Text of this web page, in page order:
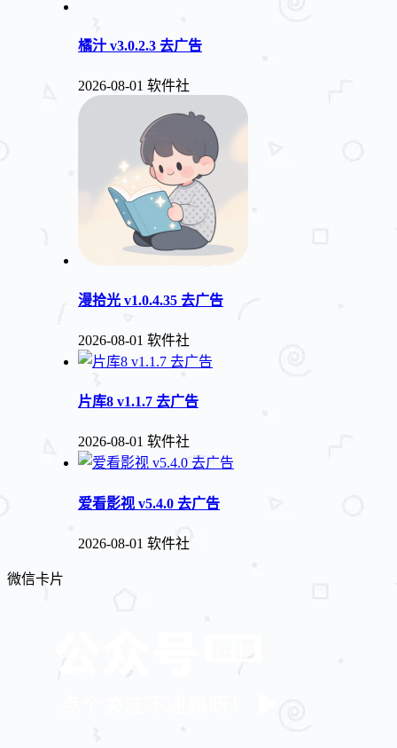
橘汁 v3.0.2.3 去广告
2026-08-01 软件社
漫拾光 v1.0.4.35 去广告
2026-08-01 软件社
片库8 v1.1.7 去广告
2026-08-01 软件社
爱看影视 v5.4.0 去广告
2026-08-01 软件社
微信卡片